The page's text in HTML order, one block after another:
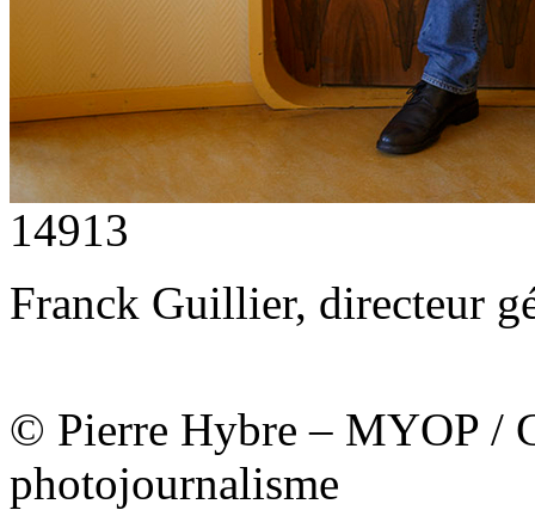
14913
Franck Guillier, directeur
© Pierre Hybre – MYOP /
photojournalisme